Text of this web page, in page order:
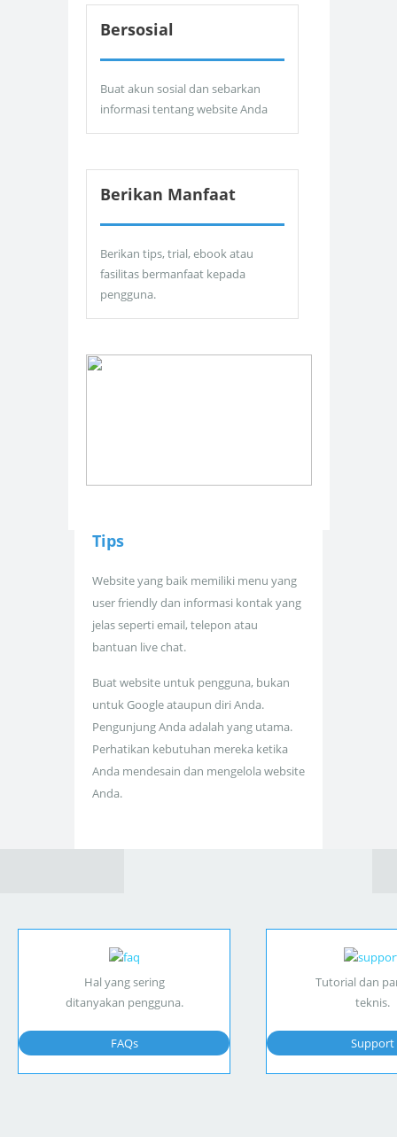
Bersosial
Buat akun sosial dan sebarkan
informasi tentang website Anda
Berikan Manfaat
Berikan tips, trial, ebook atau
fasilitas bermanfaat kepada
pengguna.
Tips
Website yang baik memiliki menu yang
user friendly dan informasi kontak yang
jelas seperti email, telepon atau
bantuan live chat.
Buat website untuk pengguna, bukan
untuk Google ataupun diri Anda.
Pengunjung Anda adalah yang utama.
Perhatikan kebutuhan mereka ketika
Anda mendesain dan mengelola website
Anda.
Hal yang sering
ditanyakan pengguna.
FAQs
Tutorial dan
teknis.
Support